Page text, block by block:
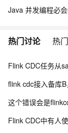
Java 并发编程必
热门讨论 热
Flink CDC任务从
flink cdc接入备库
这个错误会是
Flink CDC中有人